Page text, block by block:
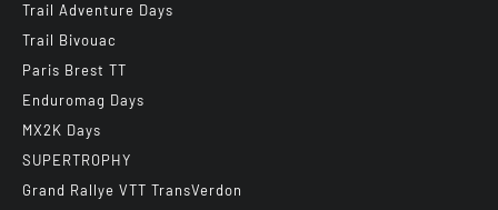
Trail Adventure Days
Trail Bivouac
Paris Brest TT
Enduromag Days
MX2K Days
SUPERTROPHY
Grand Rallye VTT TransVerdon